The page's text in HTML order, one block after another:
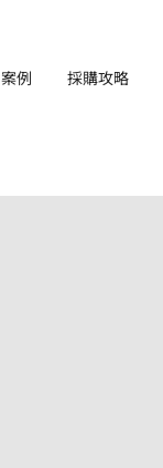
案例 採購攻略